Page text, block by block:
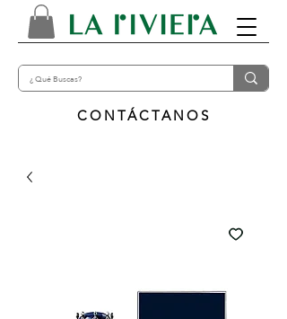
CONTÁCTANOS